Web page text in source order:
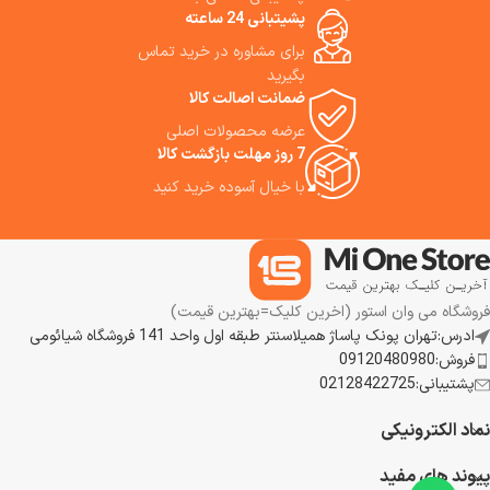
این جاروشارژی را به شما پیشنهاد
می‌کنیم.
خودکار گرد و غبار و ناوبری هوشمند
بزرگ‌ترین نقاط قوت آن است.
هم تمیز و هم تی بکشد، این جارو
مناسب خانه با انواع کف‌ها و فرش
پشیتبانی 24 ساعته
برای مشاوره در خرید تماس
بگیرید
ضمانت اصالت کالا
عرضه محصولات اصلی
7 روز مهلت بازگشت کالا
با خیال آسوده خرید کنید
فروشگاه می وان استور (اخرین کلیک=بهترین قیمت)
ادرس:تهران پونک پاساژ همیلاسنتر طبقه اول واحد 141 فروشگاه شیائومی
فروش:09120480980
پشتیبانی:02128422725
نماد الکترونیکی
پیوند های مفید